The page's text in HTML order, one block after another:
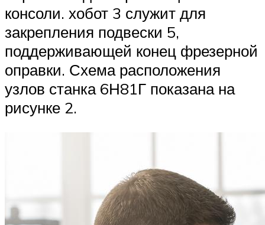
консоли. хобот 3 служит для
закрепления подвески 5,
поддерживающей конец фрезерной
оправки. Схема расположения
узлов станка 6Н81Г показана на
рисунке 2.